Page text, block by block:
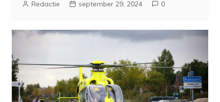
Redactie september 29, 2024 0